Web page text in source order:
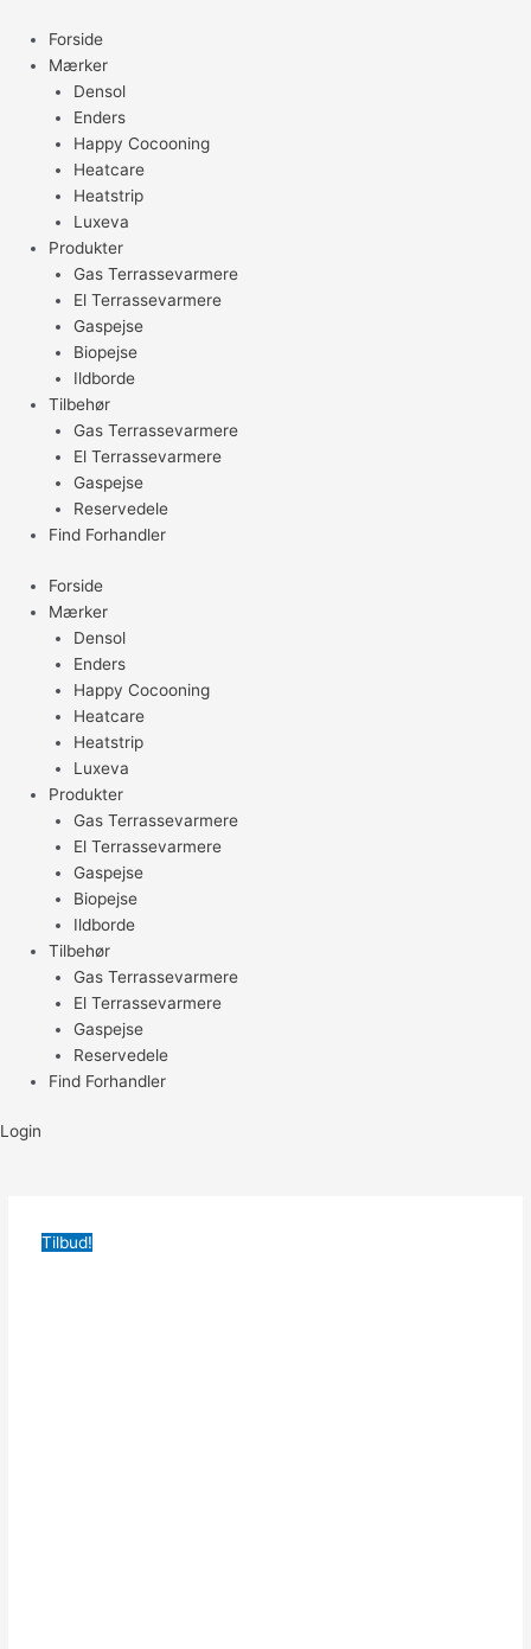
indholdet
Forside
Mærker
Densol
Enders
Happy Cocooning
Heatcare
Heatstrip
Luxeva
Produkter
Gas Terrassevarmere
El Terrassevarmere
Gaspejse
Biopejse
Ildborde
Tilbehør
Gas Terrassevarmere
El Terrassevarmere
Gaspejse
Reservedele
Find Forhandler
Forside
Mærker
Densol
Enders
Happy Cocooning
Heatcare
Heatstrip
Luxeva
Produkter
Gas Terrassevarmere
El Terrassevarmere
Gaspejse
Biopejse
Ildborde
Tilbehør
Gas Terrassevarmere
El Terrassevarmere
Gaspejse
Reservedele
Find Forhandler
Login
Tilbud!